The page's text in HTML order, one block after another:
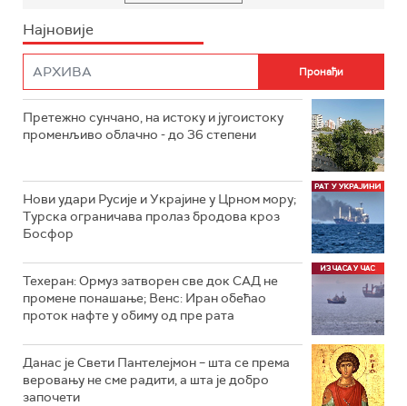
Најновије
Претежно сунчано, на истоку и југоистоку
променљиво облачно - до 36 степени
Нови удари Русије и Украјине у Црном мору;
Турска ограничава пролаз бродова кроз
Босфор
Техеран: Ормуз затворен све док САД не
промене понашање; Венс: Иран обећао
проток нафте у обиму од пре рата
Данас је Свети Пантелејмон – шта се према
веровању не сме радити, а шта је добро
започети